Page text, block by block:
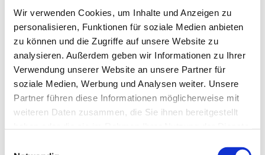
Wir verwenden Cookies, um Inhalte und Anzeigen zu
personalisieren, Funktionen für soziale Medien anbieten
zu können und die Zugriffe auf unsere Website zu
analysieren. Außerdem geben wir Informationen zu Ihrer
Verwendung unserer Website an unsere Partner für
soziale Medien, Werbung und Analysen weiter. Unsere
Partner führen diese Informationen möglicherweise mit
weiteren Daten zusammen, die Sie ihnen bereitgestellt
Familienzimmer